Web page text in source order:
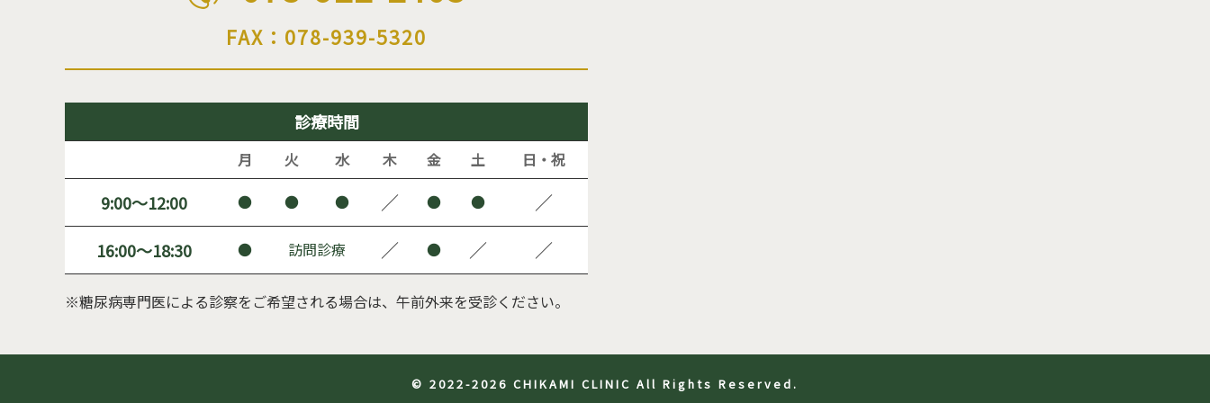
FAX：078-939-5320
診療時間
月 火 水 木 金 土 日・祝
9:00～12:00 ● ● ● ／ ● ● ／
16:00～18:30 ● 訪問診療 ／ ● ／ ／
※糖尿病専門医による診察をご希望される場合は、午前外来を受診ください。
© 2022-2026 CHIKAMI CLINIC All Rights Reserved.